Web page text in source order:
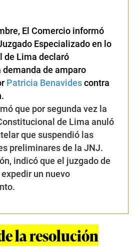
El Comercio informó
Especializado en lo
de Lima declaró
de amparo
Patricia Benavidescontra
que por segunda vez la
de Lima anuló
que suspendió las
preliminares de la JNJ.
indicó que el juzgado de
un nuevo
la resolución